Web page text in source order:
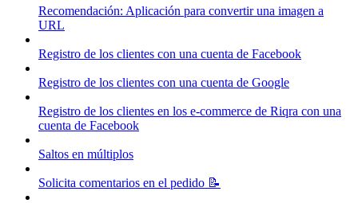
Recomendación: Aplicación para convertir una imagen a
URL
Registro de los clientes con una cuenta de Facebook
Registro de los clientes con una cuenta de Google
Registro de los clientes en los e-commerce de Riqra con una
cuenta de Facebook
Saltos en múltiplos
Solicita comentarios en el pedido 📝